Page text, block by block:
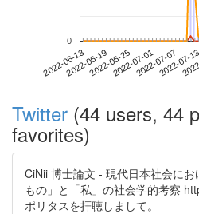
2022-06-132022-06-192022-06-252022-07-012022-07-07
2022-07-
0
Twitter (44 users, 44
favorites)
CiNii 博士論文 - 現代日本社会に
もの」と「私」の社会学的考察
ポリタスを拝聴しまして。